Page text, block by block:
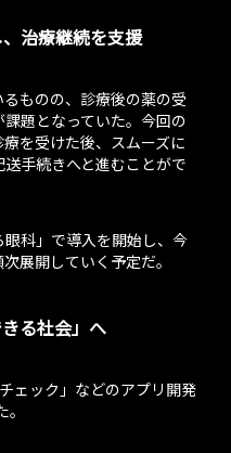
治療継続を支援
ものの、診療後の薬の受
題となっていた。今回の
を受けた後、スムーズに
手続きへと進むことがで
科」で導入を開始し、今
展開していく予定だ。
る社会」へ
ェック」などのアプリ開発